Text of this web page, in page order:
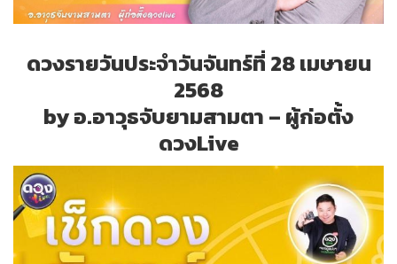
ดวงรายวันประจำวันจันทร์ที่ 28 เมษายน
2568
by อ.อาวุธจับยามสามตา – ผู้ก่อตั้ง
ดวงLive